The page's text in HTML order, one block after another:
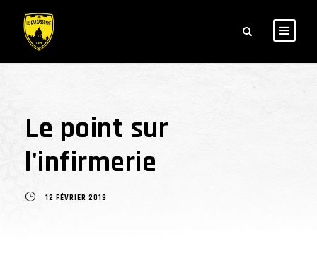
Le point sur
l'infirmerie
12 FÉVRIER 2019